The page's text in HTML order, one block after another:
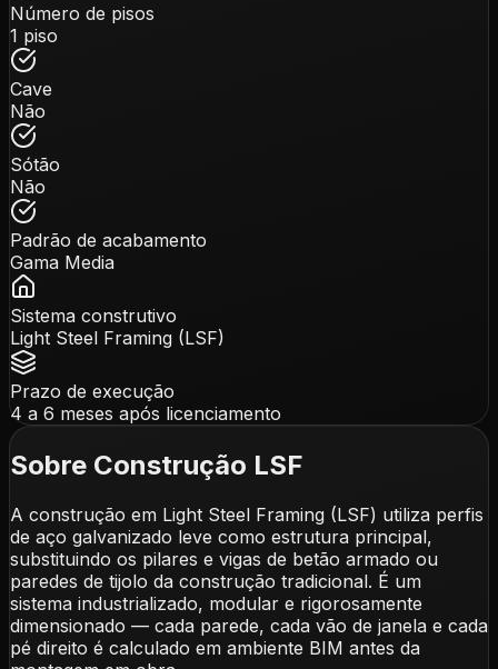
Número de pisos
1 piso
Cave
Não
Sótão
Não
Padrão de acabamento
Gama Media
Sistema construtivo
Light Steel Framing (LSF)
Prazo de execução
4 a 6 meses após licenciamento
Sobre Construção LSF
A construção em Light Steel Framing (LSF) utiliza perfis
de aço galvanizado leve como estrutura principal,
substituindo os pilares e vigas de betão armado ou
paredes de tijolo da construção tradicional. É um
sistema industrializado, modular e rigorosamente
dimensionado — cada parede, cada vão de janela e cada
pé direito é calculado em ambiente BIM antes da